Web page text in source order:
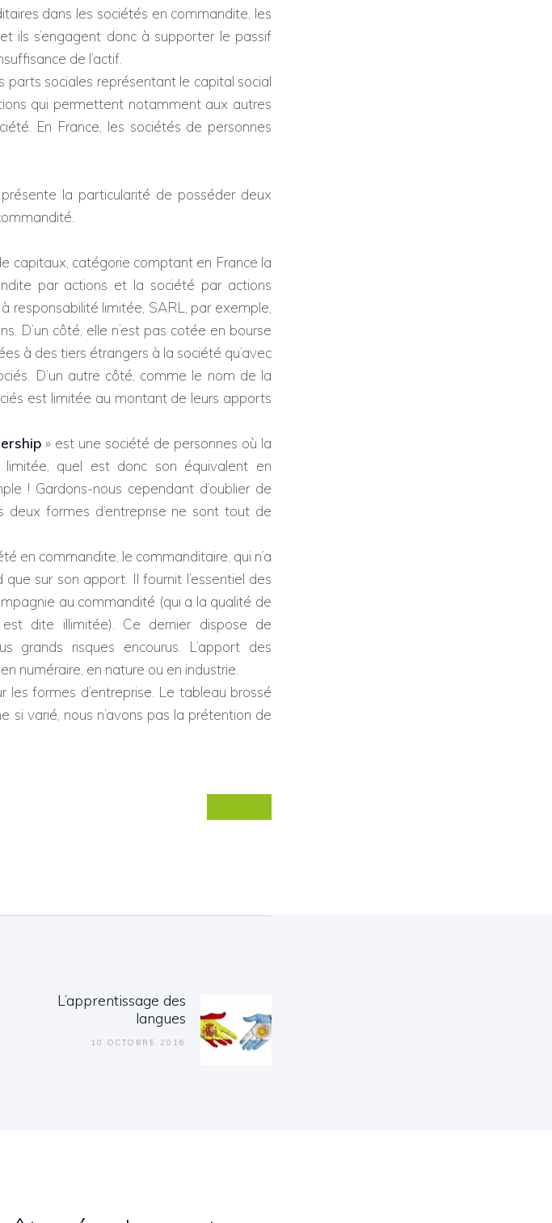
dans les sociétés en commandite, les
ils s’engagent donc à supporter le passif
de l’actif.
sociales représentant le capital social
qui permettent notamment aux autres
En France, les sociétés de personnes
présente la particularité de posséder deux
catégorie comptant en France la
par actions et la société par actions
responsabilité limitée, SARL, par exemple,
D’un côté, elle n’est pas cotée en bourse
à des tiers étrangers à la société qu’avec
D’un autre côté, comme le nom de la
est limitée au montant de leurs apports
» est une société de personnes où la
quel est donc son équivalent en
! Gardons-nous cependant d’oublier de
deux formes d’entreprise ne sont tout de
commandite, le commanditaire, qui n’a
sur son apport. Il fournit l’essentiel des
au commandité (qui a la qualité de
dite illimitée). Ce dernier dispose de
grands risques encourus. L’apport des
numéraire, en nature ou en industrie.
d’entreprise. Le tableau brossé
si varié, nous n’avons pas la prétention de
Next post:L’apprentissage des
langues
10 OCTOBRE 2016